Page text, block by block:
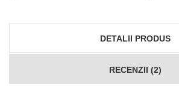
DETALII PRODUS
RECENZII (2)